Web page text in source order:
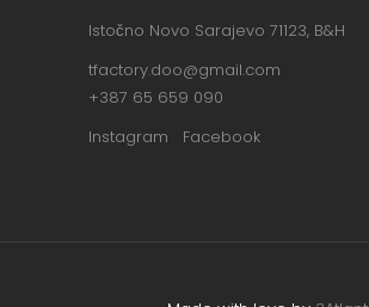
Istočno Novo Sarajevo 71123, B&H
tfactory.doo@gmail.com
+387 65 659 090
Instagram Facebook